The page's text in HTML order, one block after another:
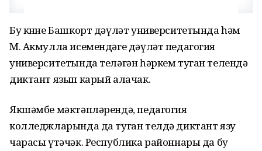
Бу көнне Башкорт дәүләт университетында һәм
М. Акмулла исемендәге дәүләт педагогия
университетында теләгән һәркем туган телендә
диктант язып карый алачак.
Якшәмбе мәктәпләрендә, педагогия
колледжларында да туган телдә диктант язу
чарасы үтәчәк. Республика районнары да бу